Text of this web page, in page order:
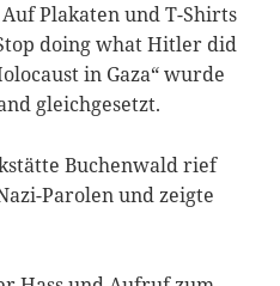
Plakaten und T-Shirts
doing what Hitler did
in Gaza“ wurde
gleichgesetzt.
Buchenwald rief
Parolen und zeigte